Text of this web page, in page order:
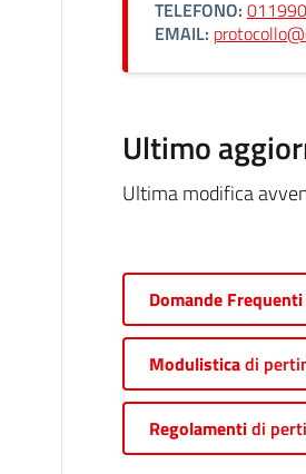
TELEFONO:
EMAIL:
Ultimo
Ultima modifica
Domande Frequenti
Modulisticadi
Regolamentidi